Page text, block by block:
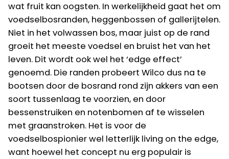
wat fruit kan oogsten. In werkelijkheid gaat het om
voedselbosranden, heggenbossen of gallerijtelen.
Niet in het volwassen bos, maar juist op de rand
groeit het meeste voedsel en bruist het van het
leven. Dit wordt ook wel het ‘edge effect’
genoemd. Die randen probeert Wilco dus na te
bootsen door de bosrand rond zijn akkers van een
soort tussenlaag te voorzien, en door
bessenstruiken en notenbomen af te wisselen
met graanstroken. Het is voor de
voedselbospionier wel letterlijk living on the edge,
want hoewel het concept nu erg populair is